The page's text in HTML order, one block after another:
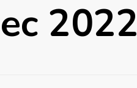
2022